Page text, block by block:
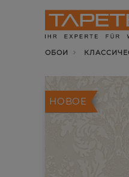
ОБОИ
НОВОЕ